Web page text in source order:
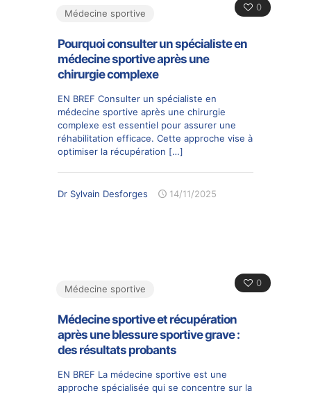
0
Médecine sportive
Pourquoi consulter un spécialiste en
médecine sportive après une
chirurgie complexe
EN BREF Consulter un spécialiste en
médecine sportive après une chirurgie
complexe est essentiel pour assurer une
réhabilitation efficace. Cette approche vise à
optimiser la récupération […]
Dr Sylvain Desforges 14/11/2025
0
Médecine sportive
Médecine sportive et récupération
après une blessure sportive grave :
des résultats probants
EN BREF La médecine sportive est une
approche spécialisée qui se concentre sur la